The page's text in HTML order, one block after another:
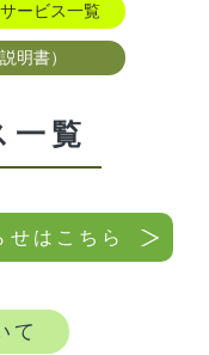
ービス一覧
明書）
一覧
はこちら
て